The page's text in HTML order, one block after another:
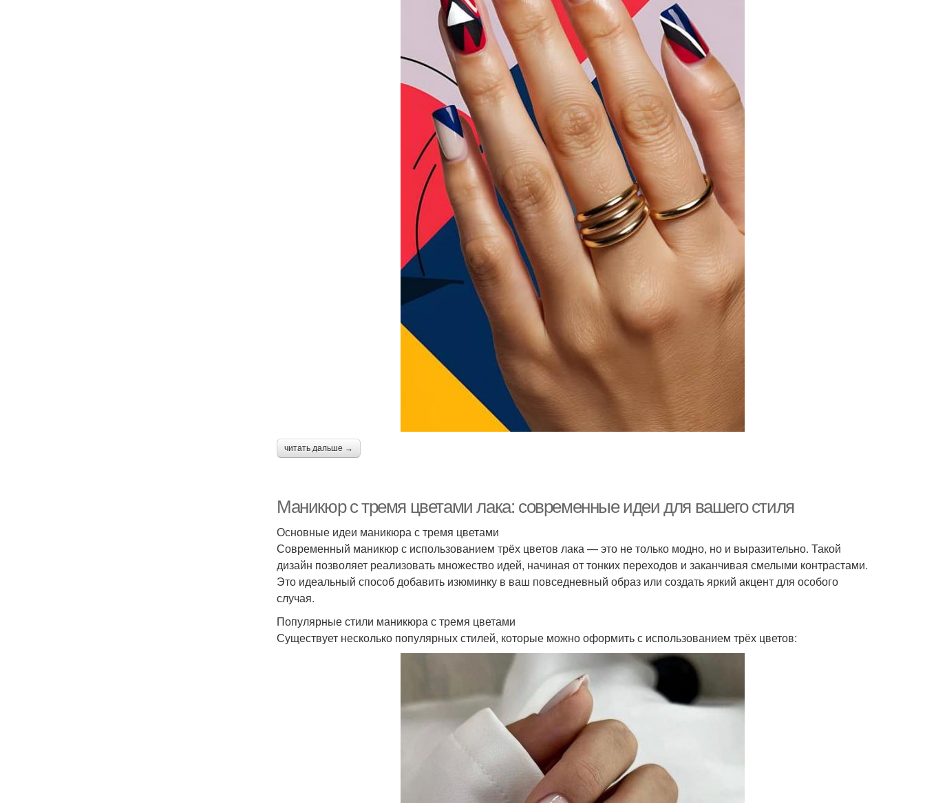
читать дальше →
Маникюр с тремя цветами лака: современные идеи для вашего стиля
Основные идеи маникюра с тремя цветами
Современный маникюр с использованием трёх цветов лака — это не только модно, но и выразительно. Такой
дизайн позволяет реализовать множество идей, начиная от тонких переходов и заканчивая смелыми контрастами.
Это идеальный способ добавить изюминку в ваш повседневный образ или создать яркий акцент для особого
случая.
Популярные стили маникюра с тремя цветами
Существует несколько популярных стилей, которые можно оформить с использованием трёх цветов: